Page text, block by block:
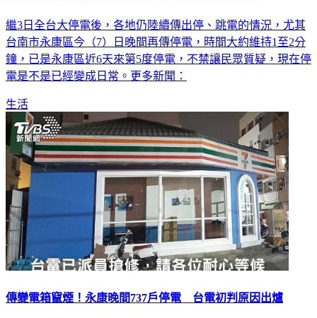
繼3日全台大停電後，各地仍陸續傳出停、跳電的情況，尤其
台南市永康區今（7）日晚間再傳停電，時間大約維持1至2分
鐘，已是永康區近6天來第5度停電，不禁讓民眾質疑，現在停
電是不是已經變成日常。更多新聞：
生活
傳變電箱竄煙！永康晚間737戶停電 台電初判原因出爐